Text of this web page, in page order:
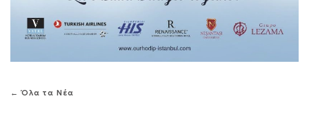
← Όλα τα Νέα